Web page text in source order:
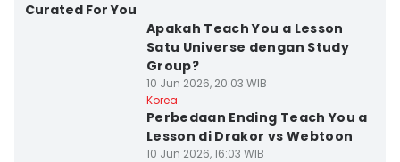
Curated For You
Apakah Teach You a Lesson
Satu Universe dengan Study
Group?
10 Jun 2026, 20:03 WIB
Korea
Perbedaan Ending Teach You a
Lesson di Drakor vs Webtoon
10 Jun 2026, 16:03 WIB